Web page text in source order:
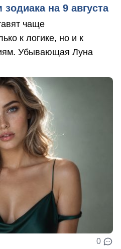
на 9 августа
чаще
к логике, но и к
Убывающая Луна
0